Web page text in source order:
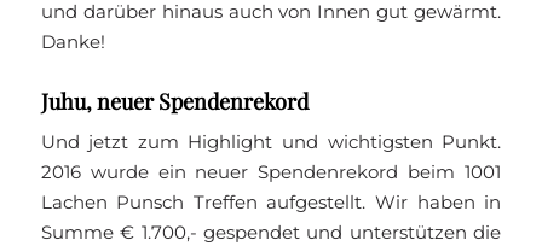
und darüber hinaus auch von Innen gut gewärmt.
Danke!
Juhu, neuer Spendenrekord
Und jetzt zum Highlight und wichtigsten Punkt.
2016 wurde ein neuer Spendenrekord beim 1001
Lachen Punsch Treffen aufgestellt. Wir haben in
Summe € 1.700,- gespendet und unterstützen die